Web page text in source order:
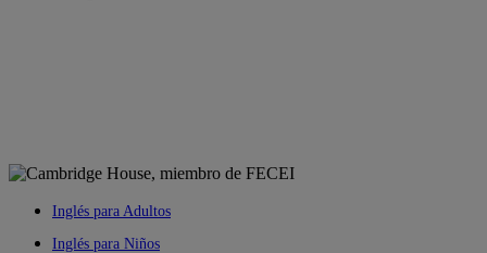
Inglés para Adultos
Inglés para Niños